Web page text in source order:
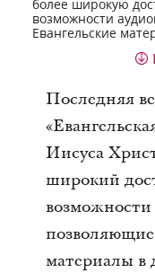
более широкую
возможности
Евангельские
Последняя
Иисуса
широкий
возможности
материалы в